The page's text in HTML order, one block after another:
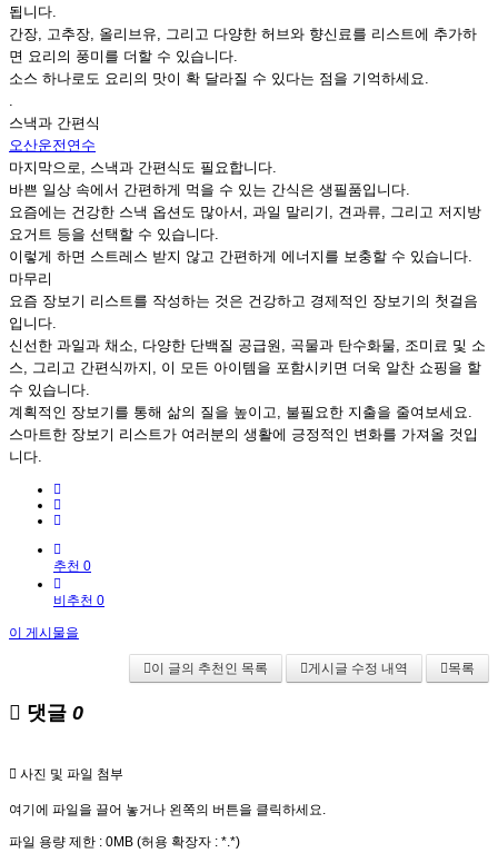
됩니다.
간장, 고추장, 올리브유, 그리고 다양한 허브와 향신료를 리스트에 추가하
면 요리의 풍미를 더할 수 있습니다.
소스 하나로도 요리의 맛이 확 달라질 수 있다는 점을 기억하세요.
.
스낵과 간편식
오산운전연수
마지막으로, 스낵과 간편식도 필요합니다.
바쁜 일상 속에서 간편하게 먹을 수 있는 간식은 생필품입니다.
요즘에는 건강한 스낵 옵션도 많아서, 과일 말리기, 견과류, 그리고 저지방
요거트 등을 선택할 수 있습니다.
이렇게 하면 스트레스 받지 않고 간편하게 에너지를 보충할 수 있습니다.
마무리
요즘 장보기 리스트를 작성하는 것은 건강하고 경제적인 장보기의 첫걸음
입니다.
신선한 과일과 채소, 다양한 단백질 공급원, 곡물과 탄수화물, 조미료 및 소
스, 그리고 간편식까지, 이 모든 아이템을 포함시키면 더욱 알찬 쇼핑을 할
수 있습니다.
계획적인 장보기를 통해 삶의 질을 높이고, 불필요한 지출을 줄여보세요.
스마트한 장보기 리스트가 여러분의 생활에 긍정적인 변화를 가져올 것입
니다.
추천 0
비추천 0
이 게시물을
이 글의 추천인 목록 게시글 수정 내역 목록
댓글 0
사진 및 파일 첨부
여기에 파일을 끌어 놓거나 왼쪽의 버튼을 클릭하세요.
파일 용량 제한 : 0MB (허용 확장자 : *.*)